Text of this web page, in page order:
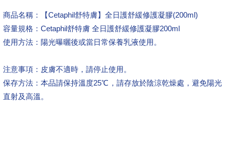
商品名稱：【Cetaphil舒特膚】全日護舒緩修護凝膠(200ml)
容量規格：Cetaphil舒特膚 全日護舒緩修護凝膠200ml
使用方法：陽光曝曬後或當日常保養乳液使用。
注意事項：皮膚不適時，請停止使用。
保存方法：本品請保持溫度25℃，請存放於陰涼乾燥處，避免陽光
直射及高溫。